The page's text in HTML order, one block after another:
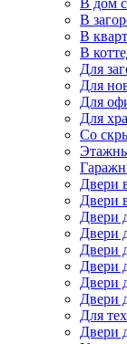
В дом
В
В
В
Для
Для
Для
Для
Со
Двери
Двери
Двери
Двери
Двери
Двери
Двери
Двери
Для
Двери